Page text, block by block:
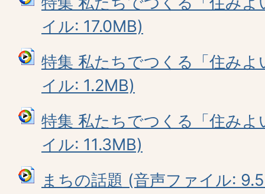
イル: 17.0MB)
特集 私たちでつくる「住み
イル: 1.2MB)
特集 私たちでつくる「住み
イル: 11.3MB)
まちの話題 (音声ファイル: